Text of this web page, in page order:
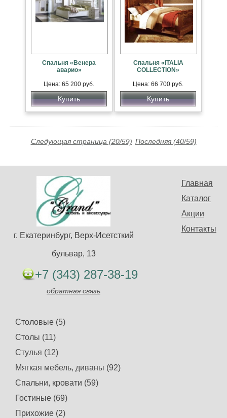
Спальня «Венера
аварио»
Цена: 65 200 руб.
Купить
Спальня «ITALIA
COLLECTION»
Цена: 66 700 руб.
Купить
Следующая страница (20/59) Последняя (40/59)
Главная
Каталог
Акции
Контакты
г. Екатеринбург, Верх-Исетсткий
бульвар, 13
+7 (343) 287-38-19
обратная связь
Столовые (5)
Столы (11)
Стулья (12)
Мягкая мебель, диваны (92)
Спальни, кровати (59)
Гостиные (69)
Прихожие (2)